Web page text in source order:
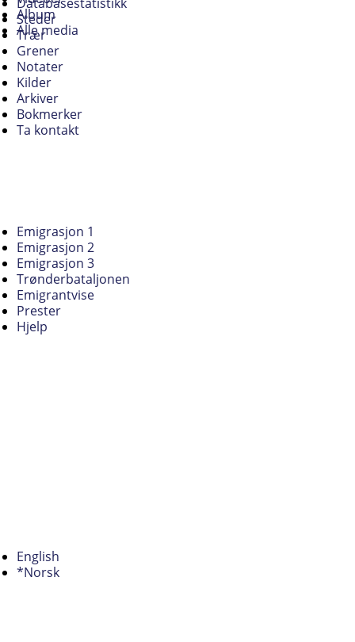
Album
Alle media
Steder
Trær
Grener
Notater
Kilder
Arkiver
Bokmerker
Ta kontakt
Emigrasjon 1
Emigrasjon 2
Emigrasjon 3
Trønderbataljonen
Emigrantvise
Prester
Hjelp
English
*Norsk